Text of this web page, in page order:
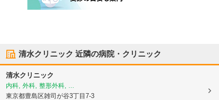
清水クリニック 近隣の病院・クリニック
清水クリニック
内科, 外科, 整形外科, ...
東京都豊島区雑司が谷3丁目7-3